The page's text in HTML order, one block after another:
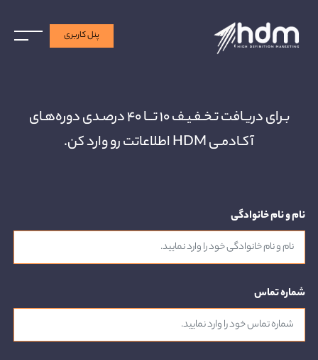
پنل کاربری
بـرای دریـافت تـخـفـیـف ۱۰ تـــا ۴۰ درصـدی دوره‌هـای
آکـادمـی HDM اطلاعاتت رو وارد کن.
نام و نام خانوادگی
شماره تماس